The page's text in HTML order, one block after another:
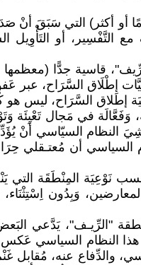
كل مُواطن أنْ يَتَـفَـهَّم غَضَب أهل مِنطقة "الرِّيـف" مِن
أو التَأْوِيل
إِطْلَاق السَّرَاح، عبر
إطلاق السَّرَاح، ليس
في مَجال تَعْبِئَة
السيّاسي أَنْ
أن مُعتـقلي
حَسب نَوْعِيَة المِنْطَقَة
وَبِدُون اِسْتِثْنَاء،
"الرِّيـف"، يَدَّعي
النظام السياسي
والدِّفاع عنه،